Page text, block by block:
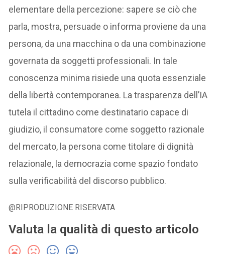
elementare della percezione: sapere se ciò che
parla, mostra, persuade o informa proviene da una
persona, da una macchina o da una combinazione
governata da soggetti professionali. In tale
conoscenza minima risiede una quota essenziale
della libertà contemporanea. La trasparenza dell’IA
tutela il cittadino come destinatario capace di
giudizio, il consumatore come soggetto razionale
del mercato, la persona come titolare di dignità
relazionale, la democrazia come spazio fondato
sulla verificabilità del discorso pubblico.
@RIPRODUZIONE RISERVATA
Valuta la qualità di questo articolo